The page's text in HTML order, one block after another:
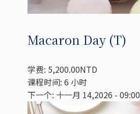
Macaron Day (T)
学费: 5,200.00NTD
课程时间: 6 小时
下一个: 十一月 14,2026 - 09:00